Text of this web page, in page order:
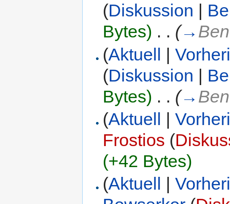
(Diskussion |
Bytes) . . (→
(Aktuell |
(Diskussion |
Bytes) . . (→
(Aktuell |
Frostios (
(+42 Bytes)
(Aktuell |